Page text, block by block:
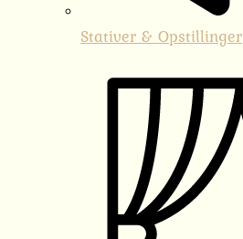
Stativer & Opstillinger